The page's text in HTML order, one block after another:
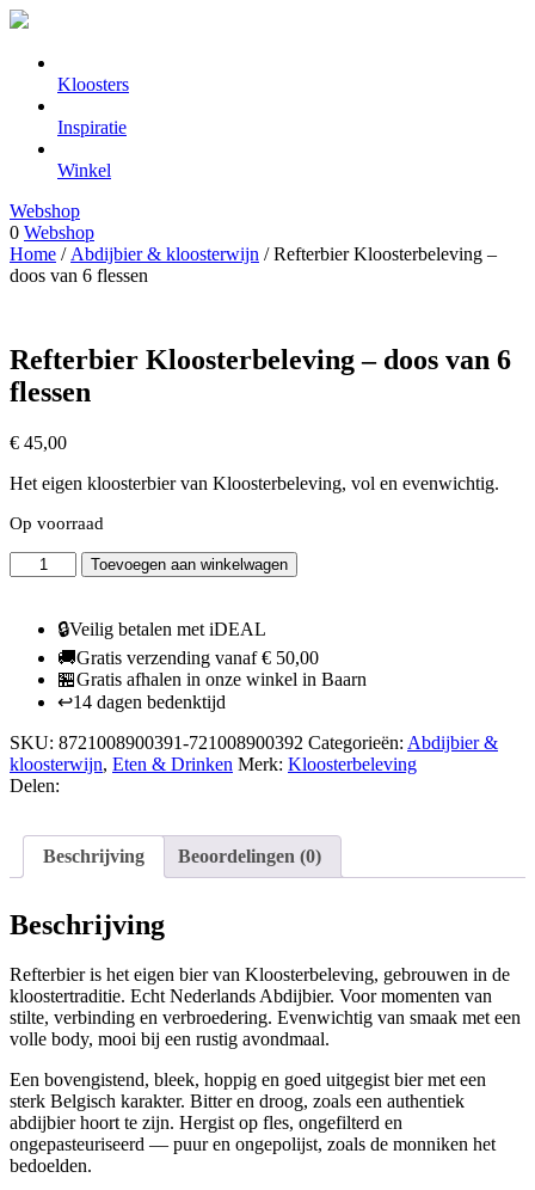
Kloosters
Inspiratie
Winkel
Webshop
0 Webshop
Home / Abdijbier & kloosterwijn / Refterbier Kloosterbeleving –
doos van 6 flessen
Refterbier Kloosterbeleving – doos van 6
flessen
€ 45,00
Het eigen kloosterbier van Kloosterbeleving, vol en evenwichtig.
Op voorraad
Refterbier
Kloosterbeleving
doos
flessen
aantal
Toevoegen aan winkelwagen
🔒Veilig betalen met iDEAL
🚚Gratis verzending vanaf € 50,00
🏪Gratis afhalen in onze winkel in Baarn
↩️14 dagen bedenktijd
SKU: 8721008900391-721008900392 Categorieën: Abdijbier &
kloosterwijn, Eten & Drinken Merk: Kloosterbeleving
Delen:
Beschrijving Beoordelingen (0)
Beschrijving
Refterbier is het eigen bier van Kloosterbeleving, gebrouwen in de
kloostertraditie. Echt Nederlands Abdijbier. Voor momenten van
stilte, verbinding en verbroedering. Evenwichtig van smaak met een
volle body, mooi bij een rustig avondmaal.
Een bovengistend, bleek, hoppig en goed uitgegist bier met een
sterk Belgisch karakter. Bitter en droog, zoals een authentiek
abdijbier hoort te zijn. Hergist op fles, ongefilterd en
ongepasteuriseerd — puur en ongepolijst, zoals de monniken het
bedoelden.